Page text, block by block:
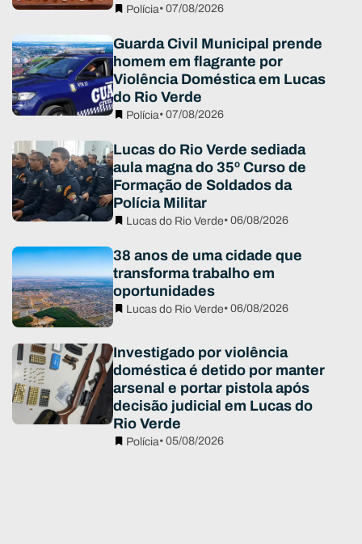
Polícia• 07/08/2026
Guarda Civil Municipal prende
homem em flagrante por
Violência Doméstica em Lucas
do Rio Verde
Polícia• 07/08/2026
Lucas do Rio Verde sediada
aula magna do 35º Curso de
Formação de Soldados da
Polícia Militar
Lucas do Rio Verde• 06/08/2026
38 anos de uma cidade que
transforma trabalho em
oportunidades
Lucas do Rio Verde• 06/08/2026
Investigado por violência
doméstica é detido por manter
arsenal e portar pistola após
decisão judicial em Lucas do
Rio Verde
Polícia• 05/08/2026